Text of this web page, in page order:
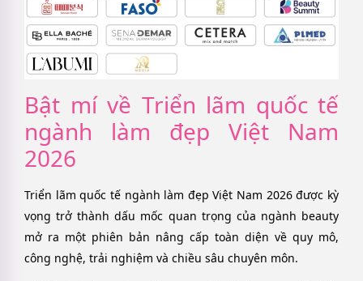
Bật mí về Triển lãm quốc tế
ngành làm đẹp Việt Nam
2026
Triển lãm quốc tế ngành làm đẹp Việt Nam 2026 được kỳ
vọng trở thành dấu mốc quan trọng của ngành beauty
mở ra một phiên bản nâng cấp toàn diện về quy mô,
công nghệ, trải nghiệm và chiều sâu chuyên môn.